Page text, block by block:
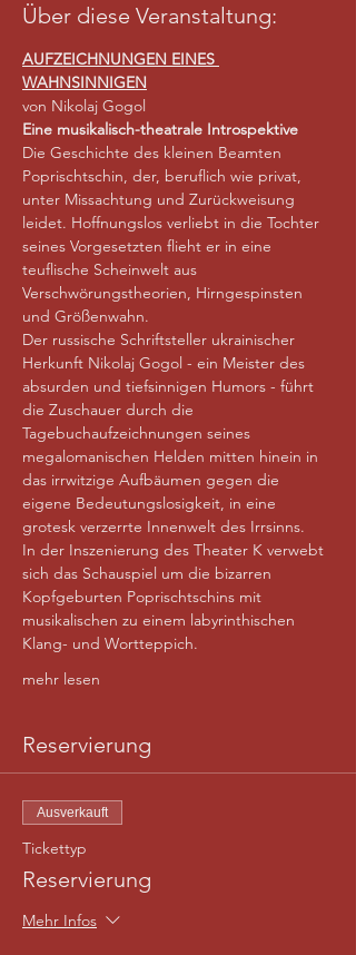
Über diese Veranstaltung:
AUFZEICHNUNGEN EINES
WAHNSINNIGEN
von Nikolaj Gogol
Eine musikalisch-theatrale Introspektive
Die Geschichte des kleinen Beamten
Poprischtschin, der, beruflich wie privat,
unter Missachtung und Zurückweisung
leidet. Hoffnungslos verliebt in die Tochter
seines Vorgesetzten flieht er in eine
teuflische Scheinwelt aus
Verschwörungstheorien, Hirngespinsten
und Größenwahn.
Der russische Schriftsteller ukrainischer
Herkunft Nikolaj Gogol - ein Meister des
absurden und tiefsinnigen Humors - führt
die Zuschauer durch die
Tagebuchaufzeichnungen seines
megalomanischen Helden mitten hinein in
das irrwitzige Aufbäumen gegen die
eigene Bedeutungslosigkeit, in eine
grotesk verzerrte Innenwelt des Irrsinns.
In der Inszenierung des Theater K verwebt
sich das Schauspiel um die bizarren
Kopfgeburten Poprischtschins mit
musikalischen zu einem labyrinthischen
Klang- und Wortteppich.
mehr lesen
Reservierung
Ausverkauft
Tickettyp
Reservierung
Mehr Infos